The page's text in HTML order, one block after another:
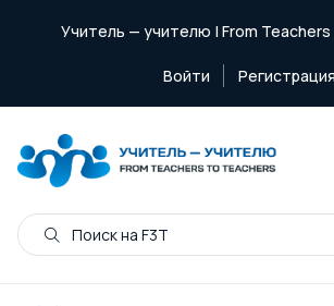
Учитель — учителю | From
Войти Регистрация
Поиск на F3T